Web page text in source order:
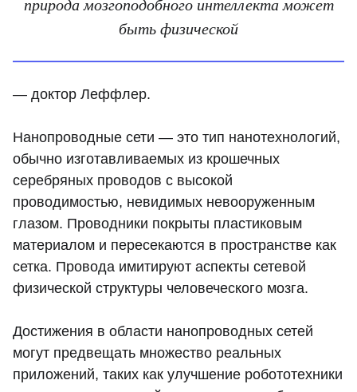
быть физической
— доктор Леффлер.
Нанопроводные сети — это тип нанотехнологий,
обычно изготавливаемых из крошечных
серебряных проводов с высокой
проводимостью, невидимых невооруженным
глазом. Проводники покрыты пластиковым
материалом и пересекаются в пространстве как
сетка. Провода имитируют аспекты сетевой
физической структуры человеческого мозга.
Достижения в области нанопроводных сетей
могут предвещать множество реальных
приложений, таких как улучшение робототехники